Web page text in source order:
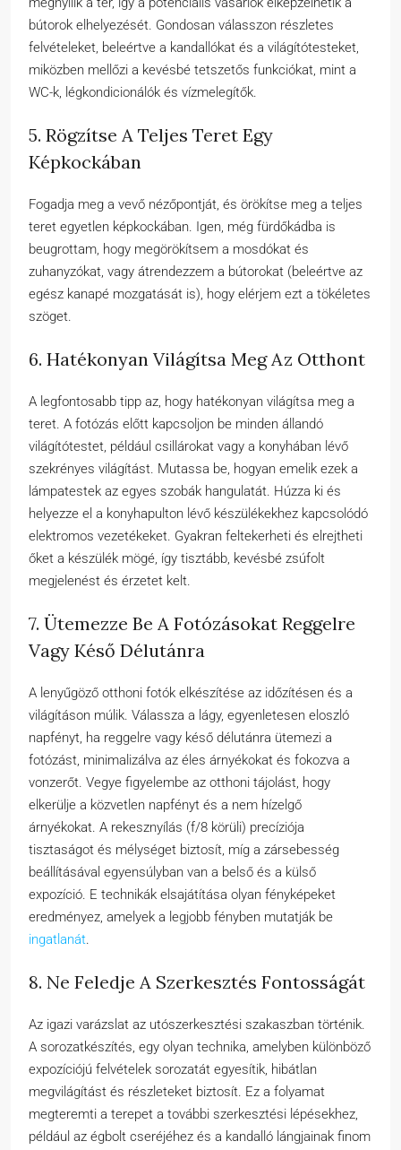
bútorok elhelyezését. Gondosan válasszon részletes
felvételeket, beleértve a kandallókat és a világítótesteket,
miközben mellőzi a kevésbé tetszetős funkciókat, mint a
WC-k, légkondicionálók és vízmelegítők.
5. Rögzítse A Teljes Teret Egy
Képkockában
Fogadja meg a vevő nézőpontját, és örökítse meg a teljes
teret egyetlen képkockában. Igen, még fürdőkádba is
beugrottam, hogy megörökítsem a mosdókat és
zuhanyzókat, vagy átrendezzem a bútorokat (beleértve az
egész kanapé mozgatását is), hogy elérjem ezt a tökéletes
szöget.
6. Hatékonyan Világítsa Meg Az Otthont
A legfontosabb tipp az, hogy hatékonyan világítsa meg a
teret. A fotózás előtt kapcsoljon be minden állandó
világítótestet, például csillárokat vagy a konyhában lévő
szekrényes világítást. Mutassa be, hogyan emelik ezek a
lámpatestek az egyes szobák hangulatát. Húzza ki és
helyezze el a konyhapulton lévő készülékekhez kapcsolódó
elektromos vezetékeket. Gyakran feltekerheti és elrejtheti
őket a készülék mögé, így tisztább, kevésbé zsúfolt
megjelenést és érzetet kelt.
7. Ütemezze Be A Fotózásokat Reggelre
Vagy Késő Délutánra
A lenyűgöző otthoni fotók elkészítése az időzítésen és a
világításon múlik. Válassza a lágy, egyenletesen eloszló
napfényt, ha reggelre vagy késő délutánra ütemezi a
fotózást, minimalizálva az éles árnyékokat és fokozva a
vonzerőt. Vegye figyelembe az otthoni tájolást, hogy
elkerülje a közvetlen napfényt és a nem hízelgő
árnyékokat. A rekesznyílás (f/8 körüli) precíziója
tisztaságot és mélységet biztosít, míg a zársebesség
beállításával egyensúlyban van a belső és a külső
expozíció. E technikák elsajátítása olyan fényképeket
eredményez, amelyek a legjobb fényben mutatják be
ingatlanát.
8. Ne Feledje A Szerkesztés Fontosságát
Az igazi varázslat az utószerkesztési szakaszban történik.
A sorozatkészítés, egy olyan technika, amelyben különböző
expozíciójú felvételek sorozatát egyesítik, hibátlan
megvilágítást és részleteket biztosít. Ez a folyamat
megteremti a terepet a további szerkesztési lépésekhez,
például az égbolt cseréjéhez és a kandalló lángjainak finom